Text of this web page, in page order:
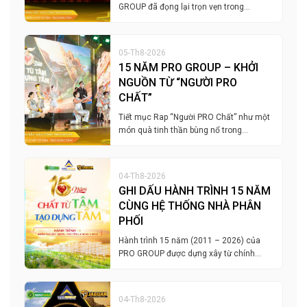
GROUP đã đọng lại trọn vẹn trong…
05-Th8-2026
15 NĂM PRO GROUP – KHỞI
NGUỒN TỪ “NGƯỜI PRO
CHẤT”
Tiết mục Rap “Người PRO Chất” như một
món quà tinh thần bùng nổ trong…
04-Th8-2026
GHI DẤU HÀNH TRÌNH 15 NĂM
CÙNG HỆ THỐNG NHÀ PHÂN
PHỐI
Hành trình 15 năm (2011 – 2026) của
PRO GROUP được dựng xây từ chính…
04-Th8-2026